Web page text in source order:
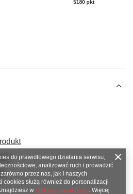
5180 pkt
do prawidłowego działania serwisu,
analizować ruch i prowadzić
przez nas, jak i naszych
cookies służą również do personalizacji
w polityce prywatności. Więcej